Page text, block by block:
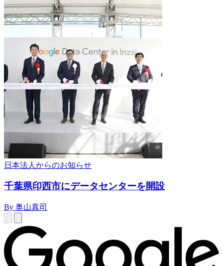
日本法人からのお知らせ
千葉県印西市にデータセンターを開設
By 奥山真司